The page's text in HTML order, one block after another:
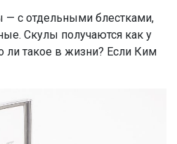
— с отдельными блестками,
Скулы получаются как у
ли такое в жизни? Если Ким